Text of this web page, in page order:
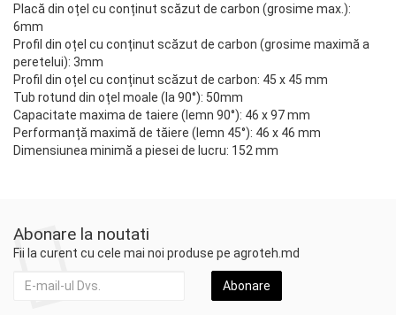
Placă din oțel cu conținut scăzut de carbon (grosime max.):
6mm
Profil din oțel cu conținut scăzut de carbon (grosime maximă a
peretelui): 3mm
Profil din oțel cu conținut scăzut de carbon: 45 x 45 mm
Tub rotund din oțel moale (la 90°): 50mm
Capacitate maxima de taiere (lemn 90°): 46 x 97 mm
Performanță maximă de tăiere (lemn 45°): 46 x 46 mm
Dimensiunea minimă a piesei de lucru: 152 mm
Abonare la noutati
Fii la curent cu cele mai noi produse pe agroteh.md
Abonare